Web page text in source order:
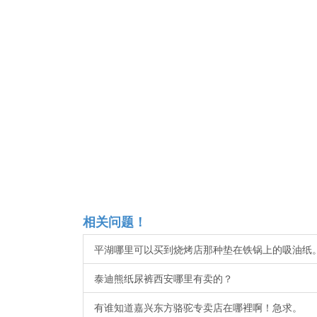
相关问题！
平湖哪里可以买到烧烤店那种垫在铁锅上的吸油纸
泰迪熊纸尿裤西安哪里有卖的？
有谁知道嘉兴东方骆驼专卖店在哪裡啊！急求。